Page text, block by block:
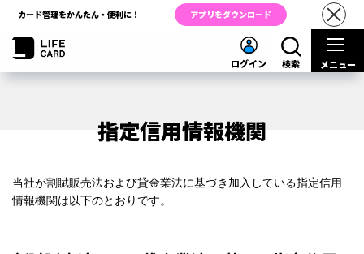
カード管理をかんたん・便利に！ アプリをダウンロード
ログイン 検索 メニュー
指定信用情報機関
当社が割賦販売法および貸金業法に基づき加入している指定信用
情報機関は以下のとおりです。